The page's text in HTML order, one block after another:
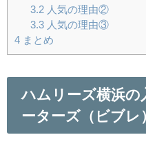
3.2人気の理由②
3.3人気の理由③
4 まとめ
ハムリーズ横浜の
ーターズ（ビブレ